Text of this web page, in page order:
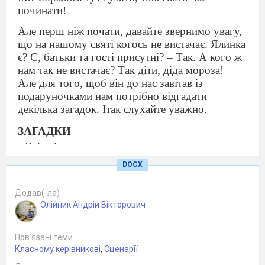
починати!
Але перш ніж почати, давайте звернимо увагу,
що на нашому святі когось не вистачає. Ялинка
є? Є, батьки та гості присутні? – Так. А кого ж
нам так не вистачає? Так діти, діда мороза!
Але для того, щоб він до нас завітав із
подаруночками нам потрібно відгадати
декілька загадок. Ітак слухайте уважно.
ЗАГАДКИ
• Всі співають, веселяться,
Не вгава веселий сміх,
Що за свято? (Новий рік)
• У святковій залі
Стоїть як картинка,
Весела, зелена, красуня... (ялинка).
DOCX
Додав(-ла)
Олійник Андрій Вікторович
Пов’язані теми
Класному керівникові, Сценарії